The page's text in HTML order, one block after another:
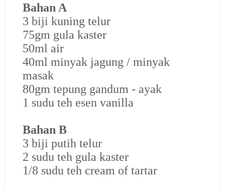
Bahan A
3 biji kuning telur
75gm gula kaster
50ml air
40ml minyak jagung / minyak
masak
80gm tepung gandum - ayak
1 sudu teh esen vanilla
Bahan B
3 biji putih telur
2 sudu teh gula kaster
1/8 sudu teh cream of tartar